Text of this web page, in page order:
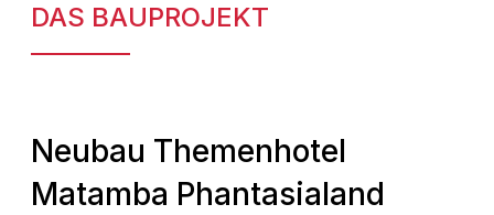
DAS BAUPROJEKT
Neubau Themenhotel
Matamba Phantasialand